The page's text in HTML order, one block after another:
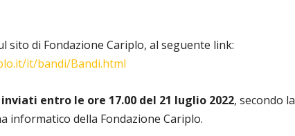
sito di Fondazione Cariplo, al seguente link:
it/bandi/Bandi.html
inviati entro le ore 17.00 del 21 luglio 2022, secondo la
informatico della Fondazione Cariplo.